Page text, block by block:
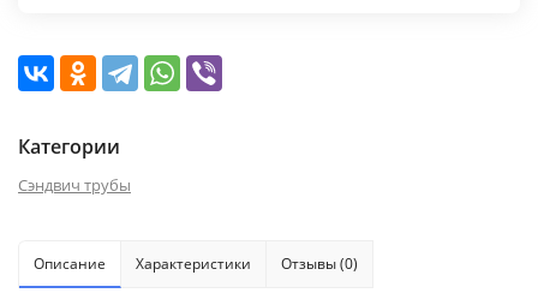
Категории
Сэндвич трубы
Описание Характеристики Отзывы (0)